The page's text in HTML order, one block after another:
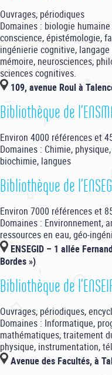
Ouvrages, périodiques
Domaines : biologie
conscience, épistémologie,
ingénierie cognitive,
mémoire, neurosciences,
sciences cognitives.
109, avenue Roul à
Bibliothèque de
Environ 4000 références et
Domaines : Chimie,
biochimie, langues
Bibliothèque de
Environ 7000 références et
Domaines : Environnement,
ressources en eau, géo-
ENSEGID – 1 allée
Bordes »)
Bibliothèque de
Ouvrages, périodiques,
Domaines : Informatique,
mathématiques, traitement
physique, instrumentation,
Avenue des Facultés, à